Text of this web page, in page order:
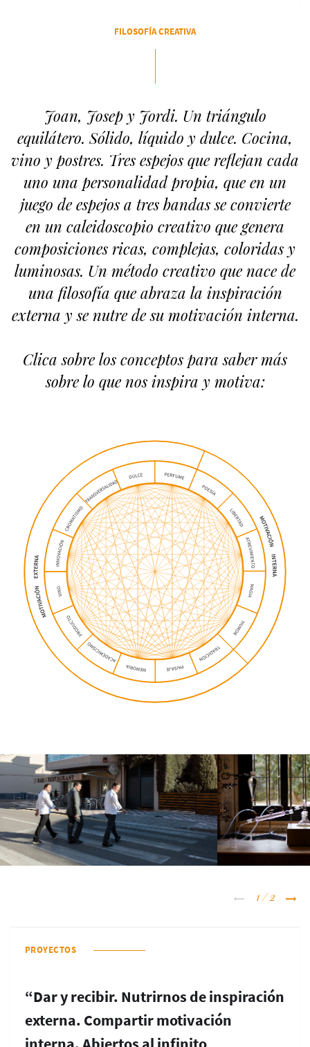
FILOSOFÍA CREATIVA
Joan, Josep y Jordi. Un triángulo
equilátero. Sólido, líquido y dulce. Cocina,
vino y postres. Tres espejos que reflejan cada
uno una personalidad propia, que en un
juego de espejos a tres bandas se convierte
en un caleidoscopio creativo que genera
composiciones ricas, complejas, coloridas y
luminosas. Un método creativo que nace de
una filosofía que abraza la inspiración
externa y se nutre de su motivación interna.
Clica sobre los conceptos para saber más
sobre lo que nos inspira y motiva:
1/2
PROYECTOS
“Dar y recibir. Nutrirnos de inspiración
externa. Compartir motivación